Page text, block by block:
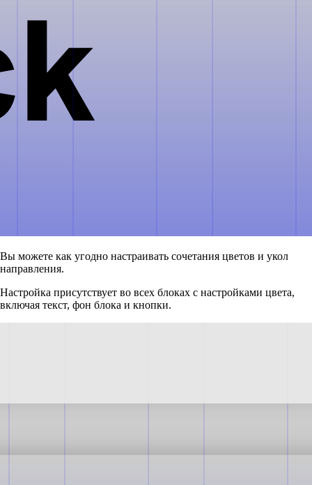
Вы можете как угодно настраивать сочетания цветов и укол
направления.
Настройка присутствует во всех блоках с настройками цвета,
включая текст, фон блока и кнопки.